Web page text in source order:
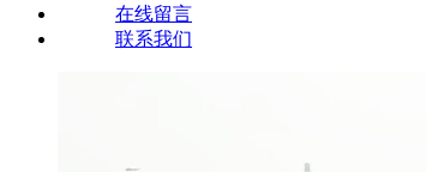
在线留言
联系我们